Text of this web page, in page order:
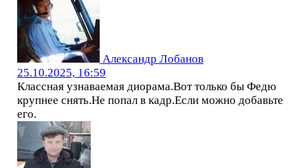
Александр Лобанов
25.10.2025, 16:59
Классная узнаваемая диорама.Вот только бы Федю
крупнее снять.Не попал в кадр.Если можно добавьте
его.